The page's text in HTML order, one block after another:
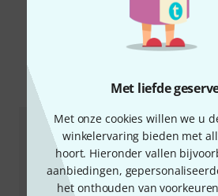
Met liefde
Met onze cookies willen we u
winkelervaring bieden met
hoort. Hieronder vallen
aanbiedingen,
het onthouden van